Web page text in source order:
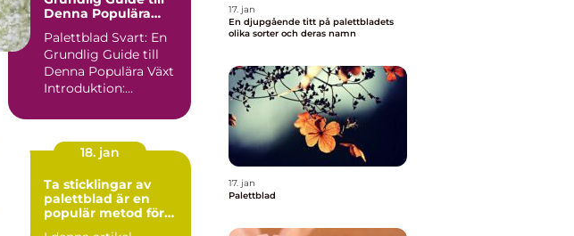
Denna Populära
Palettblad Svart: En
Grundlig Guide till
Denna Populära Växt
Introduktion:
p...
18. jan
Ta sticklingar av
palettblad är en
populär metod för
17. jan
En djupgående titt på palettbladets
olika sorter och deras namn
17. jan
Palettblad